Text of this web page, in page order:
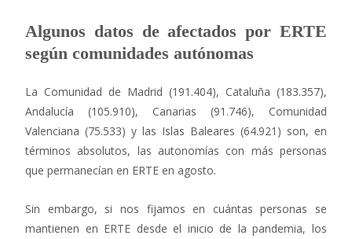
Algunos datos de afectados por ERTE
según comunidades autónomas
La Comunidad de Madrid (191.404), Cataluña (183.357),
Andalucía (105.910), Canarias (91.746), Comunidad
Valenciana (75.533) y las Islas Baleares (64.921) son, en
términos absolutos, las autonomías con más personas
que permanecían en ERTE en agosto.
Sin embargo, si nos fijamos en cuántas personas se
mantienen en ERTE desde el inicio de la pandemia, los